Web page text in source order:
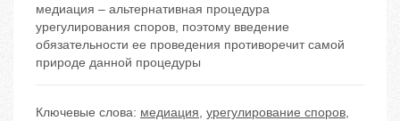
медиация – альтернативная процедура
урегулирования споров, поэтому введение
обязательности ее проведения противоречит самой
природе данной процедуры
Ключевые слова: медиация, урегулирование споров,